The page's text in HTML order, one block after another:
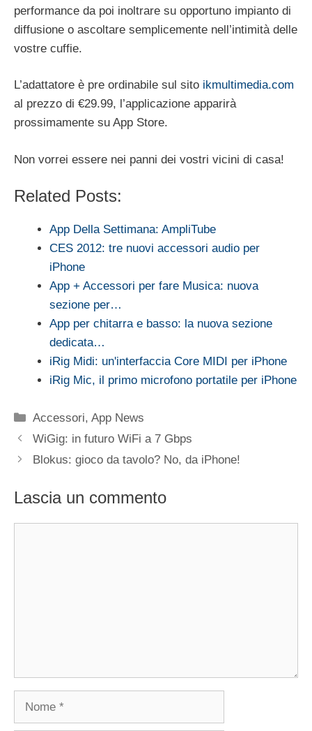
performance da poi inoltrare su opportuno impianto di
diffusione o ascoltare semplicemente nell’intimità delle
vostre cuffie.
L’adattatore è pre ordinabile sul sito ikmultimedia.com
al prezzo di €29.99, l’applicazione apparirà
prossimamente su App Store.
Non vorrei essere nei panni dei vostri vicini di casa!
Related Posts:
App Della Settimana: AmpliTube
CES 2012: tre nuovi accessori audio per
iPhone
App + Accessori per fare Musica: nuova
sezione per…
App per chitarra e basso: la nuova sezione
dedicata…
iRig Midi: un'interfaccia Core MIDI per iPhone
iRig Mic, il primo microfono portatile per iPhone
Categorie
Accessori,App News
WiGig: in futuro WiFi a 7 Gbps
Blokus: gioco da tavolo? No, da iPhone!
Lascia un commento
Nome